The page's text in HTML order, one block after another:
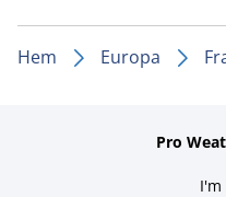
Hem Europa
Pro
I'm